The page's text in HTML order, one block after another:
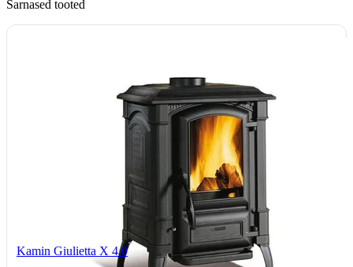
Sarnased tooted
Kamin Giulietta X 4.0